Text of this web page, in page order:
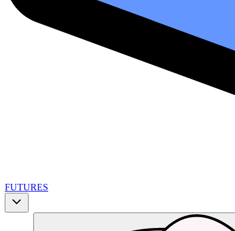
FUTURES